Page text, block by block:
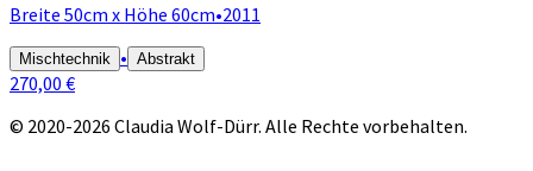
Breite 50cm x Höhe 60cm•2011
Mischtechnik • Abstrakt
270,00 €
© 2020-2026 Claudia Wolf-Dürr. Alle Rechte vorbehalten.